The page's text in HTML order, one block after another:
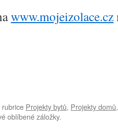
www.mojeizolace.cz
rubrice Projekty bytů, Projekty domů
oblíbené záložky.